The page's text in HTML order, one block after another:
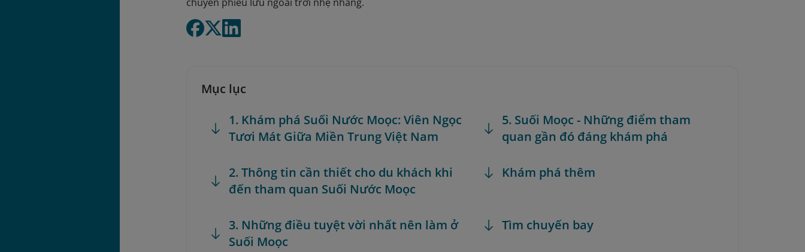
Mục lục
1. Khám phá Suối Nước Moọc: Viên Ngọc
Tươi Mát Giữa Miền Trung Việt Nam
2. Thông tin cần thiết cho du khách khi
đến tham quan Suối Nước Moọc
3. Những điều tuyệt vời nhất nên làm ở
Suối Moọc
5. Suối Moọc - Những điểm tham
quan gần đó đáng khám phá
Khám phá thêm
Tìm chuyến bay